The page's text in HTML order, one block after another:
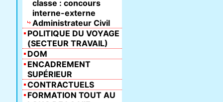
classe : concours
interne-externe
Administrateur Civil
POLITIQUE DU VOYAGE
(SECTEUR TRAVAIL)
DOM
ENCADREMENT
SUPÉRIEUR
CONTRACTUELS
FORMATION TOUT AU